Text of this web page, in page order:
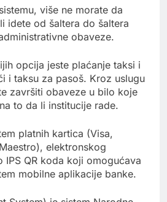
više ne morate da
idete od šaltera do šaltera
obaveze.
opcija jeste plaćanje taksi i
i taksu za pasoš. Kroz uslugu
završiti obaveze u bilo koje
to da li institucije rade.
platnih kartica (Visa,
elektronskog
IPS QR koda koji omogućava
mobilne aplikacije banke.